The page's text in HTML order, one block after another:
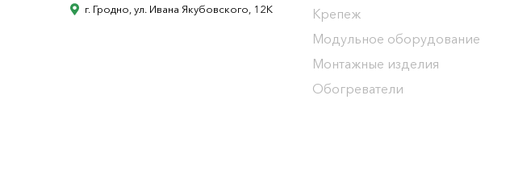
г. Гродно, ул. Ивана Якубовского, 12К
Крепеж
Модульное оборудование
Монтажные изделия
Обогреватели